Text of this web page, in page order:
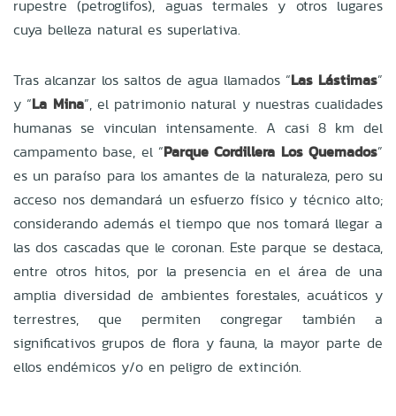
rupestre (petroglifos), aguas termales y otros lugares
cuya belleza natural es superlativa.
Tras alcanzar los saltos de agua llamados “Las Lástimas”
y “La Mina”, el patrimonio natural y nuestras cualidades
humanas se vinculan intensamente. A casi 8 km del
campamento base, el “Parque Cordillera Los Quemados”
es un paraíso para los amantes de la naturaleza, pero su
acceso nos demandará un esfuerzo físico y técnico alto;
considerando además el tiempo que nos tomará llegar a
las dos cascadas que le coronan. Este parque se destaca,
entre otros hitos, por la presencia en el área de una
amplia diversidad de ambientes forestales, acuáticos y
terrestres, que permiten congregar también a
significativos grupos de flora y fauna, la mayor parte de
ellos endémicos y/o en peligro de extinción.